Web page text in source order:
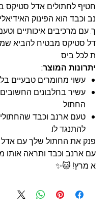
חטיף לחתולים אדל סטיקס
נב וכבד הוא הפינוק
ך. עם מרכיבים איכותיים
דל סטיקס מבטיח להביא
ת לכל ביס.
יתרונות המוצר:
עשוי מחומרים טבעיים
עשיר בחלבונים
החתול.
טעם ארנב וכבד
להתנגד לו.
פנק את החתול שלך עם
עם ארנב וכבד ותראה אותו
א מרץ! 🐱✨